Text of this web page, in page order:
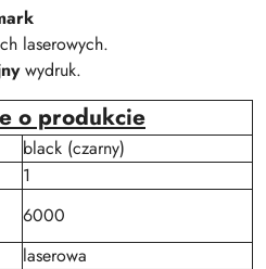
laserowych.
wydruk.
o produkcie
black (czarny)
1
6000
laserowa